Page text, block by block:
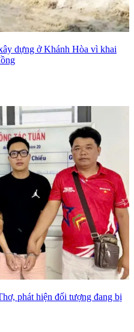
dựng ở Khánh Hòa vì khai
phát hiện đối tượng đang bị